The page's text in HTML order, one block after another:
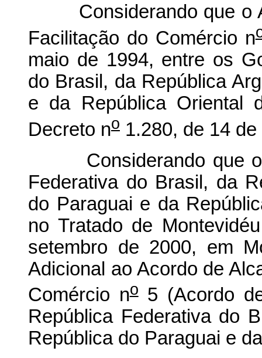
Considerando que o
Facilitação do Comércio n
maio de 1994, entre os
do Brasil, da República
e da República Oriental
Decreto no 1.280, de 14
Considerando que os
Federativa do Brasil, da
do Paraguai e da
no Tratado de
setembro de 2000, em
Adicional ao Acordo de
Comércio no5 (Acordo
República Federativa do
República do Paraguai e